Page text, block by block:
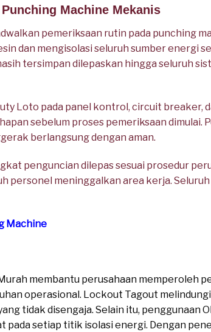
Machine Mekanis
pemeriksaan rutin pada punching
dan mengisolasi seluruh sumber energi
tersimpan dilepaskan hingga seluruh
Loto pada panel kontrol, circuit breaker,
sebelum proses pemeriksaan dimulai.
berlangsung dengan aman.
penguncian dilepas sesuai prosedur
personel meninggalkan area kerja.
Machine
membantu perusahaan memperoleh
operasional. Lockout Tagout
tidak disengaja. Selain itu, penggunaan
pada setiap titik isolasi energi. Dengan